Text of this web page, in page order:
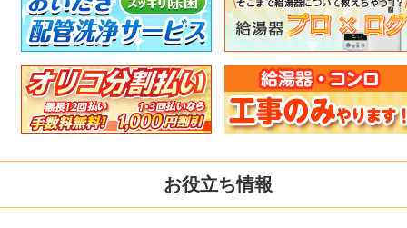
お役立ち情報